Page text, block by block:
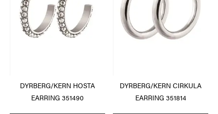
DYRBERG/KERN HOSTA
EARRING 351490
DYRBERG/KERN CIRKULA
EARRING 351814